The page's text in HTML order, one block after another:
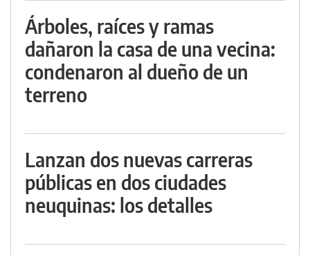
Árboles, raíces y ramas
dañaron la casa de una vecina:
condenaron al dueño de un
terreno
Lanzan dos nuevas carreras
públicas en dos ciudades
neuquinas: los detalles